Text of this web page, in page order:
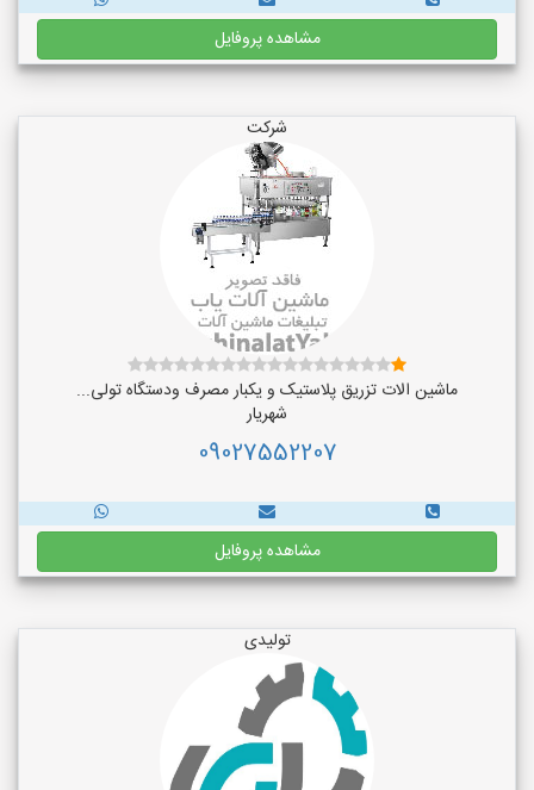
مشاهده پروفایل
شرکت
ماشین الات تزریق پلاستیک و یکبار مصرف ودستگاه تولی...
شهریار
09027552207
مشاهده پروفایل
تولیدی